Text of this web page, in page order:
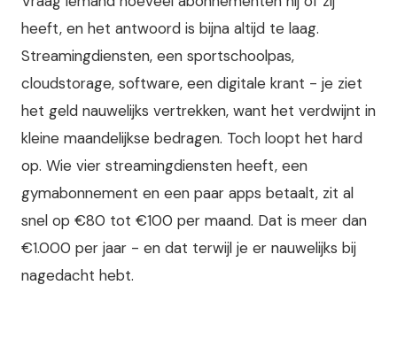
heeft, en het antwoord is bijna altijd te laag.
Streamingdiensten, een sportschoolpas,
cloudstorage, software, een digitale krant - je ziet
het geld nauwelijks vertrekken, want het verdwijnt in
kleine maandelijkse bedragen. Toch loopt het hard
op. Wie vier streamingdiensten heeft, een
gymabonnement en een paar apps betaalt, zit al
snel op €80 tot €100 per maand. Dat is meer dan
€1.000 per jaar - en dat terwijl je er nauwelijks bij
nagedacht hebt.